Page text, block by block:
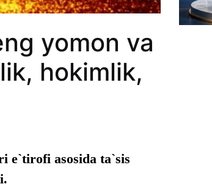
yomon va
hokimlik,
e`tirofi asosida ta`sis